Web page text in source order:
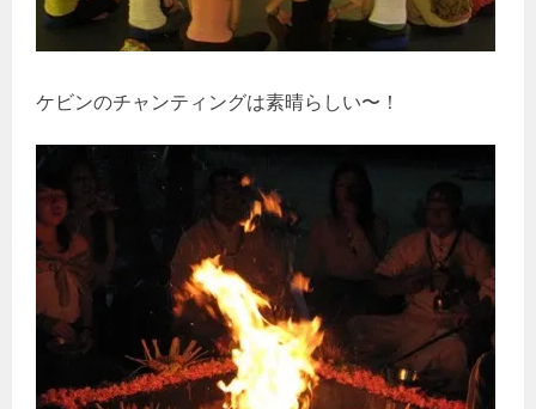
ケビンのチャンティングは素晴らしい〜！